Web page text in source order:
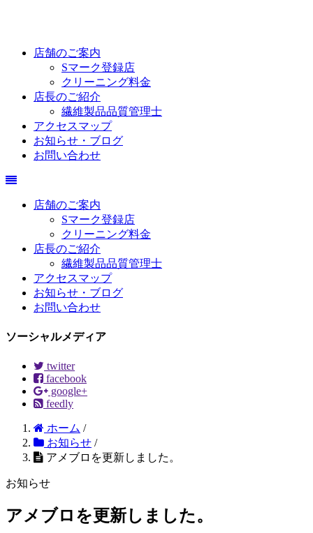
店舗のご案内
Sマーク登録店
クリーニング料金
店長のご紹介
繊維製品品質管理士
アクセスマップ
お知らせ・ブログ
お問い合わせ
店舗のご案内
Sマーク登録店
クリーニング料金
店長のご紹介
繊維製品品質管理士
アクセスマップ
お知らせ・ブログ
お問い合わせ
ソーシャルメディア
twitter
facebook
google+
feedly
ホーム /
お知らせ /
アメブロを更新しました。
お知らせ
アメブロを更新しました。